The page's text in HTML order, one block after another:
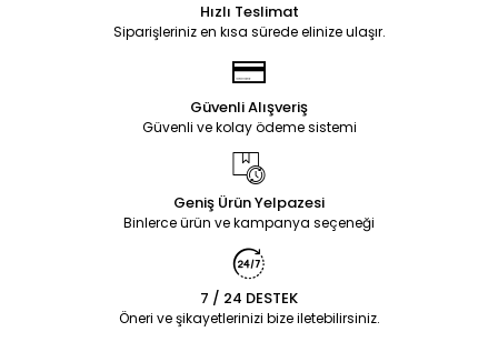
Hızlı Teslimat
Siparişleriniz en kısa sürede elinize ulaşır.
Güvenli Alışveriş
Güvenli ve kolay ödeme sistemi
Geniş Ürün Yelpazesi
Binlerce ürün ve kampanya seçeneği
7 / 24 DESTEK
Öneri ve şikayetlerinizi bize iletebilirsiniz.